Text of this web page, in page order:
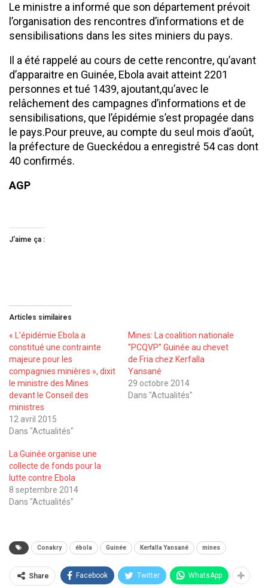
Le ministre a informé que son département prévoit
l’organisation des rencontres d’informations et de
sensibilisations dans les sites miniers du pays.
Il a été rappelé au cours de cette rencontre, qu’avant
d’apparaitre en Guinée, Ebola avait atteint 2201
personnes et tué 1439, ajoutant,qu’avec le
relâchement des campagnes d’informations et de
sensibilisations, que l’épidémie s’est propagée dans
le pays.Pour preuve, au compte du seul mois d’août,
la préfecture de Gueckédou a enregistré 54 cas dont
40 confirmés.
AGP
J’aime ça :
Articles similaires
« L’épidémie Ebola a
constitué une contrainte
majeure pour les
compagnies minières », dixit
le ministre des Mines
devant le Conseil des
ministres
12 avril 2015
Dans "Actualités"
Mines: La coalition nationale
‘’PCQVP’’ Guinée au chevet
de Fria chez Kerfalla
Yansané
29 octobre 2014
Dans "Actualités"
La Guinée organise une
collecte de fonds pour la
lutte contre Ebola
8 septembre 2014
Dans "Actualités"
Conakry ébola Guinée Kerfalla Yansané mines
Share Facebook Twitter WhatsApp